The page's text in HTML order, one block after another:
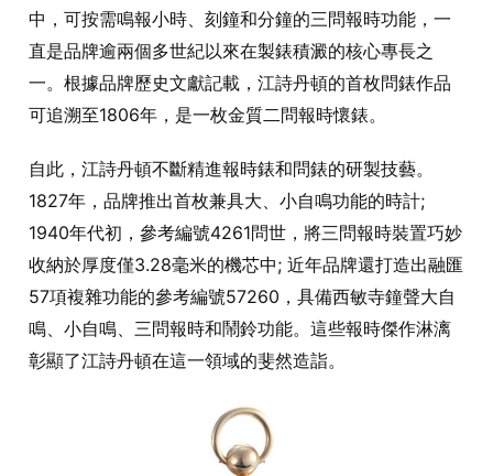
中，可按需鳴報小時、刻鐘和分鐘的三問報時功能，一
直是品牌逾兩個多世紀以來在製錶積澱的核心專長之
一。根據品牌歷史文獻記載，江詩丹頓的首枚問錶作品
可追溯至1806年，是一枚金質二問報時懷錶。
自此，江詩丹頓不斷精進報時錶和問錶的研製技藝。
1827年，品牌推出首枚兼具大、小自鳴功能的時計;
1940年代初，參考編號4261問世，將三問報時裝置巧妙
收納於厚度僅3.28毫米的機芯中; 近年品牌還打造出融匯
57項複雜功能的參考編號57260，具備西敏寺鐘聲大自
鳴、小自鳴、三問報時和鬧鈴功能。這些報時傑作淋漓
彰顯了江詩丹頓在這一領域的斐然造詣。